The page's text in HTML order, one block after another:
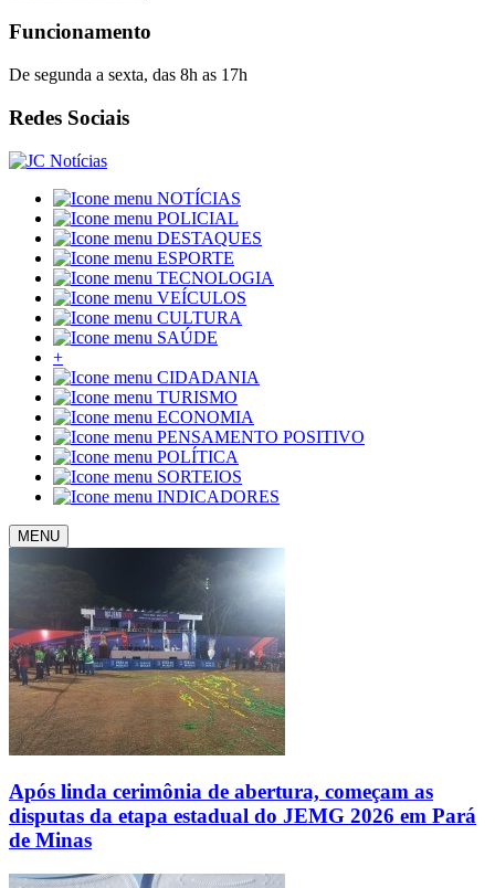
Funcionamento
De segunda a sexta, das 8h as 17h
Redes Sociais
NOTÍCIAS
POLICIAL
DESTAQUES
ESPORTE
TECNOLOGIA
VEÍCULOS
CULTURA
SAÚDE
+
CIDADANIA
TURISMO
ECONOMIA
PENSAMENTO POSITIVO
POLÍTICA
SORTEIOS
INDICADORES
MENU
Após linda cerimônia de abertura, começam as
disputas da etapa estadual do JEMG 2026 em Pará
de Minas